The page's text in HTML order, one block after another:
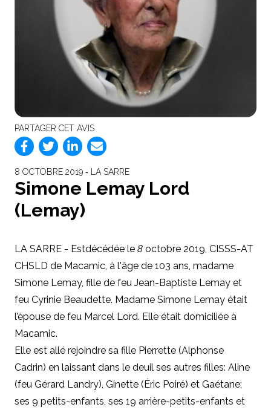
PARTAGER CET AVIS
8 OCTOBRE 2019 ‐ LA SARRE
Simone Lemay Lord
(Lemay)
LA SARRE - Estdécédée le 8 octobre 2019, CISSS-AT
CHSLD de Macamic, à l'âge de 103 ans, madame
Simone Lemay, fille de feu Jean-Baptiste Lemay et
feu Cyrinie Beaudette. Madame Simone Lemay était
l’épouse de feu Marcel Lord. Elle était domiciliée à
Macamic.
Elle est allé rejoindre sa fille Pierrette (Alphonse
Cadrin) en laissant dans le deuil ses autres filles: Aline
(feu Gérard Landry), Ginette (Éric Poiré) et Gaétane;
ses 9 petits-enfants, ses 19 arrière-petits-enfants et